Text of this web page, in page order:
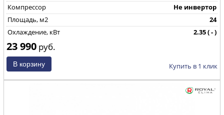
Компрессор
Не инвертор
Площадь, м2
24
Охлаждение, кВт
2.35 ( - )
Страна производства
23 990 руб.
Купить в 1 клик